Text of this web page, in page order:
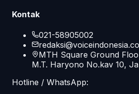
Kontak
021-58905002
redaksi@voiceindonesia.co
MTH Square Ground
M.T. Haryono No.kav 10,
Hotline / WhatsApp: